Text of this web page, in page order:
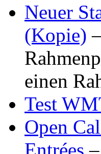
Neuer
(Kopie)
einen
Test
Open
Entrées